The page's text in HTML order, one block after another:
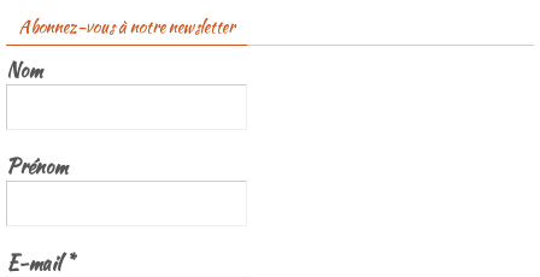
Abonnez-vous à notre newsletter
Nom
Prénom
E-mail*